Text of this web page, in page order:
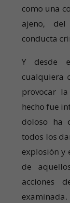
como una
ajeno,
conducta
Y desde
cualquiera
provocar
hecho fue
doloso ha
todos los
explosión y
de
acciones